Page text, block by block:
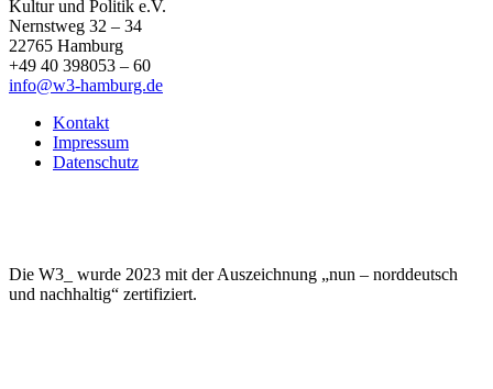
Kultur und Politik e.V.
Nernstweg 32 – 34
22765 Hamburg
+49 40 398053 – 60
info@w3-hamburg.de
Kontakt
Impressum
Datenschutz
Die W3_ wurde 2023 mit der Auszeichnung „nun – norddeutsch
und nachhaltig“ zertifiziert.